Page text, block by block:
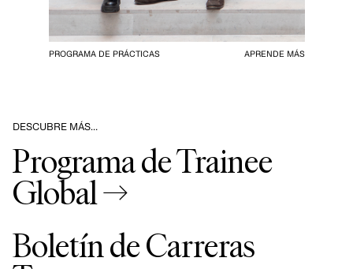
PROGRAMA DE PRÁCTICAS APRENDE MÁS
DESCUBRE MÁS…
Programa de Trainee
Global →
Boletín de Carreras